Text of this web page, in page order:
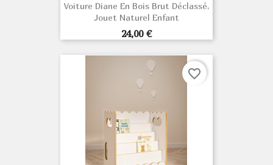
Voiture Diane En Bois Brut Déclassé,
Jouet Naturel Enfant
Prix
24,00 €
favorite_border